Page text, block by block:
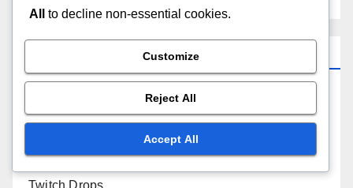
Battle Pass Belöningar
Överwatch-mynt inlösen
All
to decline non-essential cookies.
Customize
Reject All
Accept All